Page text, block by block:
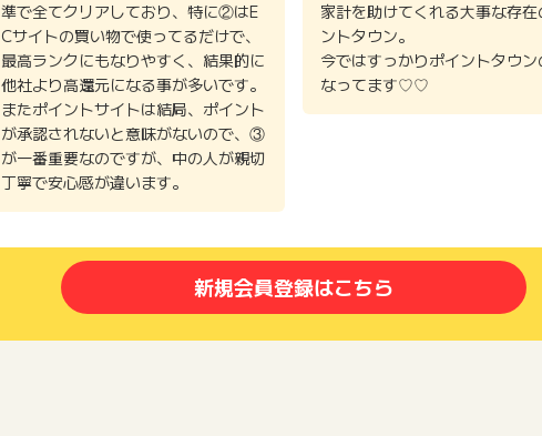
準で全てクリアしており、特に②はE
Cサイトの買い物で使ってるだけで、
最高ランクにもなりやすく、結果的に
他社より高還元になる事が多いです。
またポイントサイトは結局、ポイント
が承認されないと意味がないので、③
が一番重要なのですが、中の人が親切
丁寧で安心感が違います。
家計を助けてくれる大事な存
ントタウン。
今ではすっかりポイントタウ
なってます♡♡
新規会員登録はこちら